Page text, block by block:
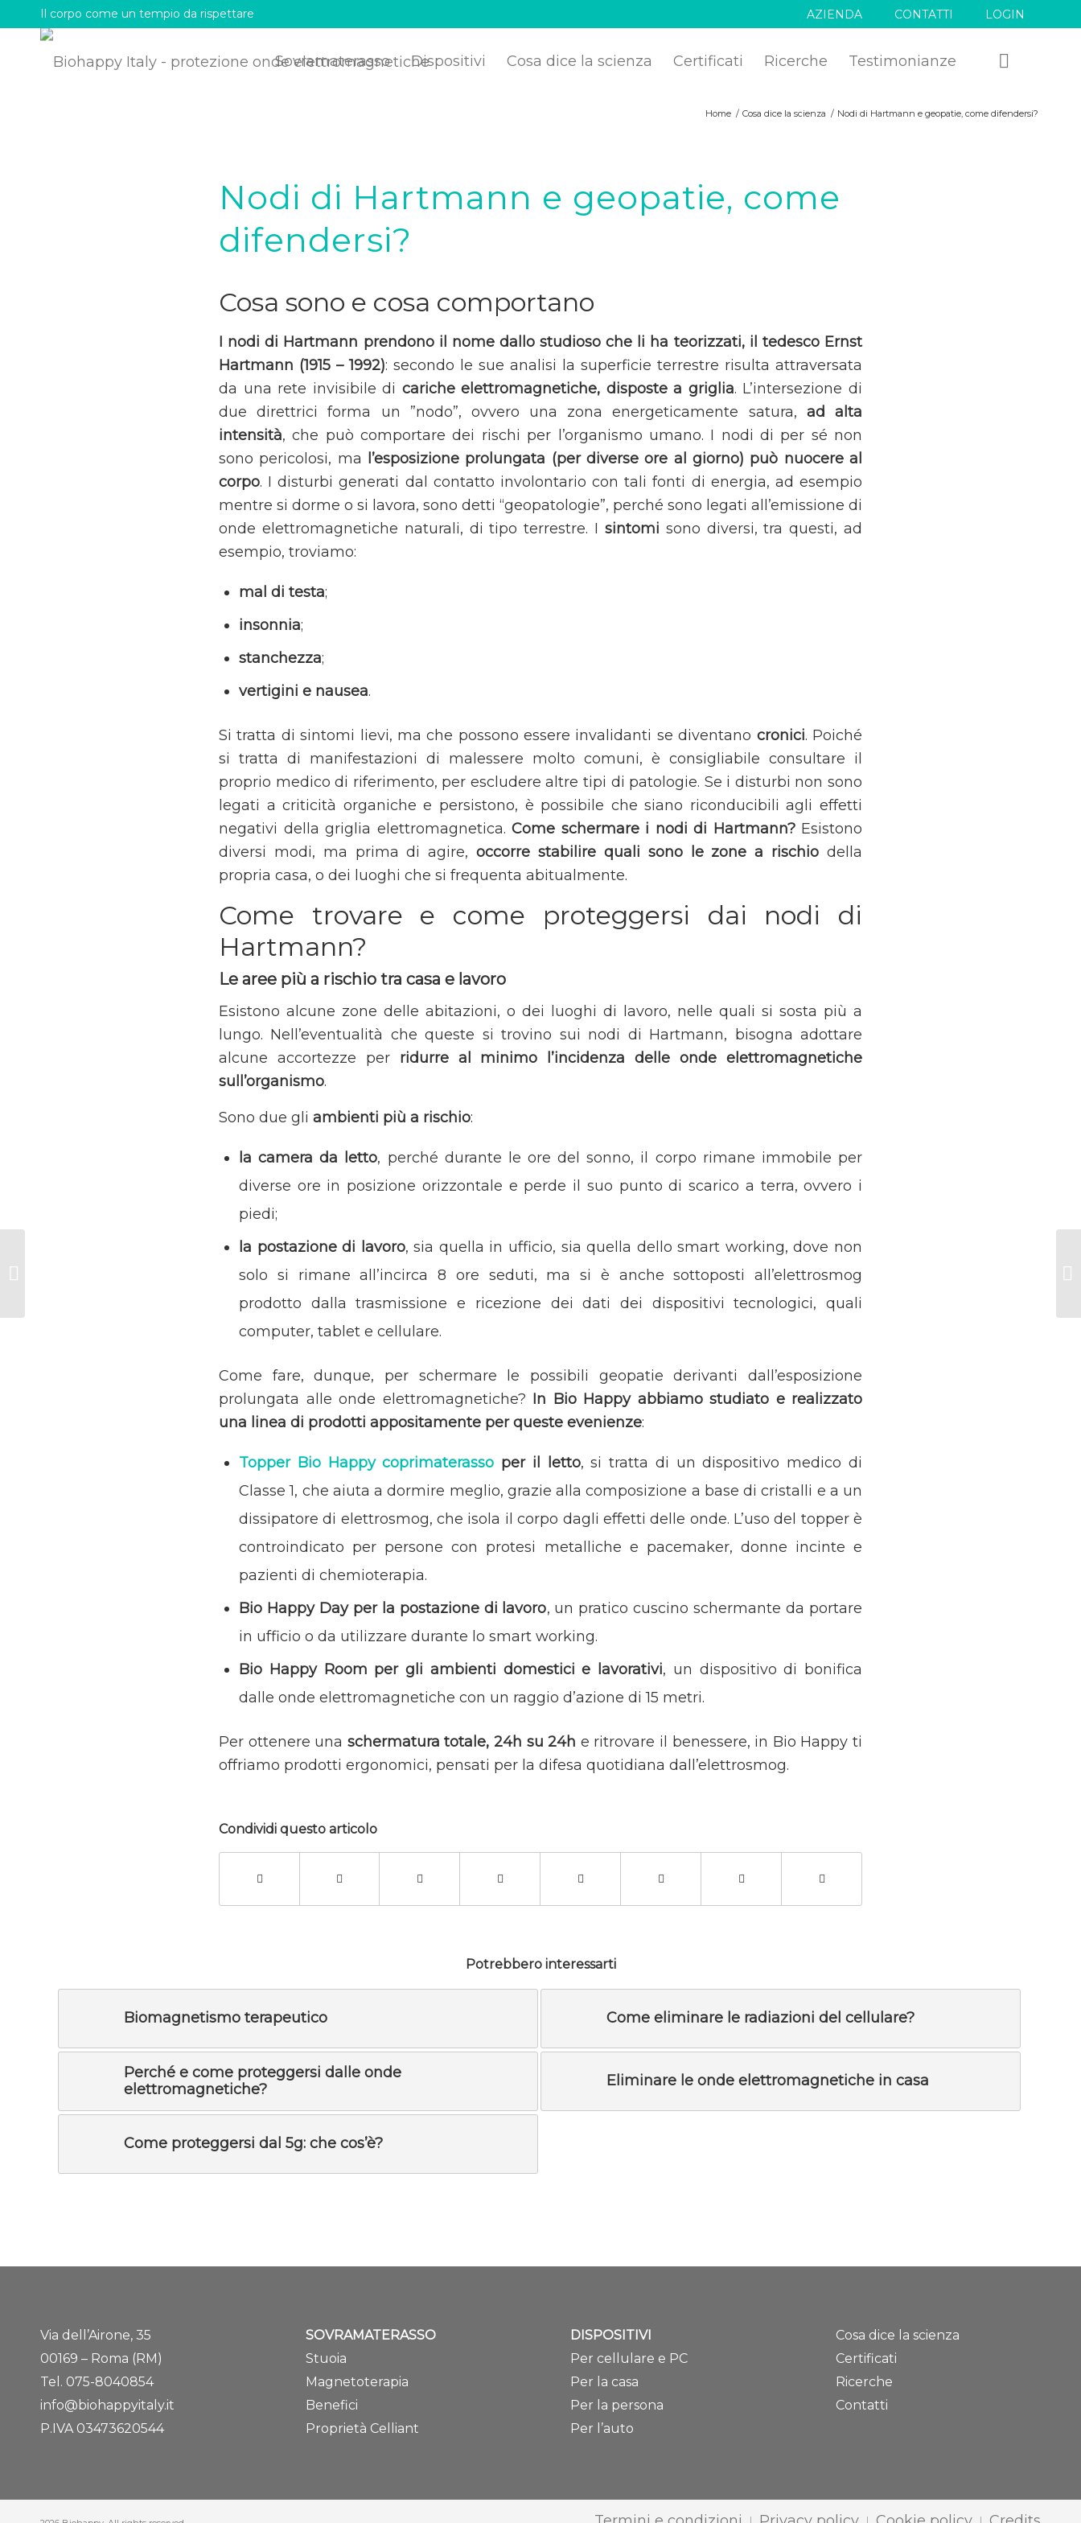
AZIENDA CONTATTI LOGIN
Il corpo come un tempio da rispettare
Sovramaterasso Dispositivi Cosa dice la scienza Certificati Ricerche Testimonianze
Home / Cosa dice la scienza / Nodi di Hartmann e geopatie, come difendersi?
Nodi di Hartmann e geopatie, come
difendersi?
Cosa sono e cosa comportano
I nodi di Hartmann prendono il nome dallo studioso che li ha teorizzati, il tedesco Ernst
Hartmann (1915 – 1992): secondo le sue analisi la superficie terrestre risulta attraversata
da una rete invisibile di cariche elettromagnetiche, disposte a griglia. L’intersezione di
due direttrici forma un ”nodo”, ovvero una zona energeticamente satura, ad alta
intensità, che può comportare dei rischi per l’organismo umano. I nodi di per sé non
sono pericolosi, ma l’esposizione prolungata (per diverse ore al giorno) può nuocere al
corpo. I disturbi generati dal contatto involontario con tali fonti di energia, ad esempio
mentre si dorme o si lavora, sono detti “geopatologie”, perché sono legati all’emissione di
onde elettromagnetiche naturali, di tipo terrestre. I sintomi sono diversi, tra questi, ad
esempio, troviamo:
mal di testa;
insonnia;
stanchezza;
vertigini e nausea.
Si tratta di sintomi lievi, ma che possono essere invalidanti se diventano cronici. Poiché
si tratta di manifestazioni di malessere molto comuni, è consigliabile consultare il
proprio medico di riferimento, per escludere altre tipi di patologie. Se i disturbi non sono
legati a criticità organiche e persistono, è possibile che siano riconducibili agli effetti
negativi della griglia elettromagnetica. Come schermare i nodi di Hartmann?Esistono
diversi modi, ma prima di agire,occorre stabilire quali sono le zone a rischio della
propria casa, o dei luoghi che si frequenta abitualmente.
Come trovare e come proteggersi dai nodi di
Hartmann?
Le aree più a rischio tra casa e lavoro
Esistono alcune zone delle abitazioni, o dei luoghi di lavoro, nelle quali si sosta più a
lungo. Nell’eventualità che queste si trovino sui nodi di Hartmann, bisogna adottare
alcune accortezze per ridurre al minimo l’incidenza delle onde elettromagnetiche
sull’organismo.
Sono due gli ambienti più a rischio:
la camera da letto, perché durante le ore del sonno, il corpo rimane immobile per
diverse ore in posizione orizzontale e perde il suo punto di scarico a terra, ovvero i
piedi;
la postazione di lavoro, sia quella in ufficio, sia quella dello smart working, dove non
solo si rimane all’incirca 8 ore seduti, ma si è anche sottoposti all’elettrosmog
prodotto dalla trasmissione e ricezione dei dati dei dispositivi tecnologici, quali
computer, tablet e cellulare.
Come fare, dunque, per schermare le possibili geopatie derivanti dall’esposizione
prolungata alle onde elettromagnetiche? In Bio Happy abbiamo studiato e realizzato
una linea di prodotti appositamente per queste evenienze:
Topper Bio Happy coprimaterasso per il letto, si tratta di un dispositivo medico di
Classe 1, che aiuta a dormire meglio, grazie alla composizione a base di cristalli e a un
dissipatore di elettrosmog, che isola il corpo dagli effetti delle onde. L’uso del topper è
controindicato per persone con protesi metalliche e pacemaker, donne incinte e
pazienti di chemioterapia.
Bio Happy Day per la postazione di lavoro, un pratico cuscino schermante da portare
in ufficio o da utilizzare durante lo smart working.
Bio Happy Room per gli ambienti domestici e lavorativi, un dispositivo di bonifica
dalle onde elettromagnetiche con un raggio d’azione di 15 metri.
Per ottenere una schermatura totale, 24h su 24h e ritrovare il benessere, in Bio Happy ti
offriamo prodotti ergonomici, pensati per la difesa quotidiana dall’elettrosmog.
Condividi questo articolo
Potrebbero interessarti
Biomagnetismo terapeutico Come eliminare le radiazioni del cellulare?
Perché e come proteggersi dalle onde
elettromagnetiche?
Eliminare le onde elettromagnetiche in casa
Come proteggersi dal 5g: che cos’è?
Via dell’Airone, 35
00169 – Roma (RM)
Tel. 075-8040854
info@biohappyitaly.it
P.IVA 03473620544
SOVRAMATERASSO
Stuoia
Magnetoterapia
Benefici
Proprietà Celliant
DISPOSITIVI
Per cellulare e PC
Per la casa
Per la persona
Per l’auto
Cosa dice la scienza
Certificati
Ricerche
Contatti